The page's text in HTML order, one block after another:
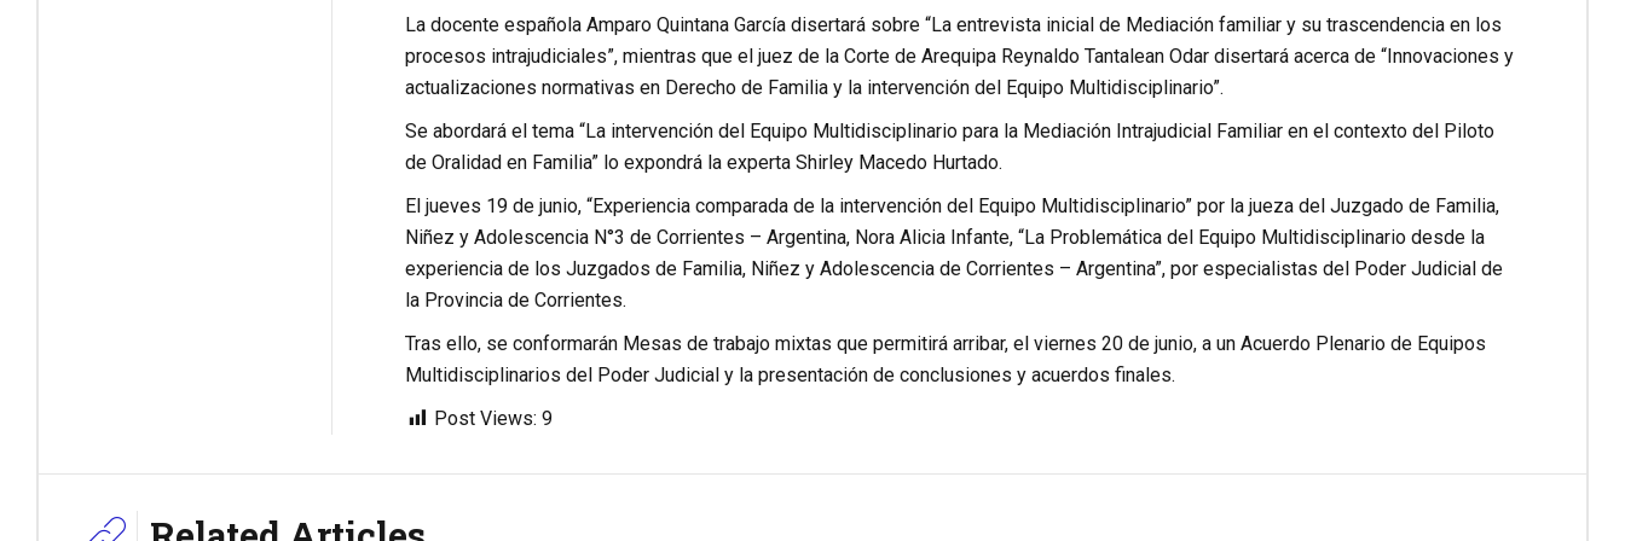
La docente española Amparo Quintana García disertará sobre “La entrevista inicial de Mediación familiar y su trascendencia en los
procesos intrajudiciales”, mientras que el juez de la Corte de Arequipa Reynaldo Tantalean Odar disertará acerca de “Innovaciones y
actualizaciones normativas en Derecho de Familia y la intervención del Equipo Multidisciplinario”.
Se abordará el tema “La intervención del Equipo Multidisciplinario para la Mediación Intrajudicial Familiar en el contexto del Piloto
de Oralidad en Familia” lo expondrá la experta Shirley Macedo Hurtado.
El jueves 19 de junio, “Experiencia comparada de la intervención del Equipo Multidisciplinario” por la jueza del Juzgado de Familia,
Niñez y Adolescencia N°3 de Corrientes – Argentina, Nora Alicia Infante, “La Problemática del Equipo Multidisciplinario desde la
experiencia de los Juzgados de Familia, Niñez y Adolescencia de Corrientes – Argentina”, por especialistas del Poder Judicial de
la Provincia de Corrientes.
Tras ello, se conformarán Mesas de trabajo mixtas que permitirá arribar, el viernes 20 de junio, a un Acuerdo Plenario de Equipos
Multidisciplinarios del Poder Judicial y la presentación de conclusiones y acuerdos finales.
Post Views: 9